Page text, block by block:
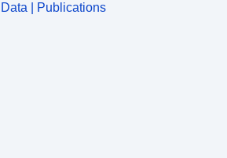
Data | Publications